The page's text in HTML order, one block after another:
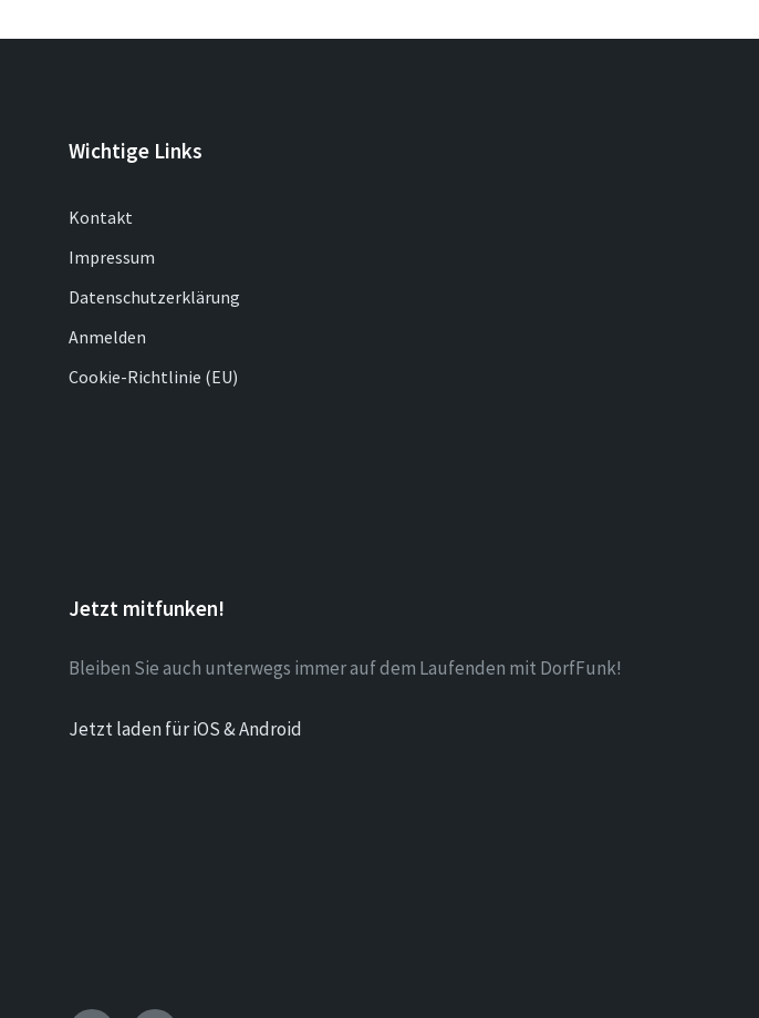
Wichtige Links
Kontakt
Impressum
Datenschutzerklärung
Anmelden
Cookie-Richtlinie (EU)
Jetzt mitfunken!
Bleiben Sie auch unterwegs immer auf dem Laufenden mit DorfFunk!
Jetzt laden für iOS & Android